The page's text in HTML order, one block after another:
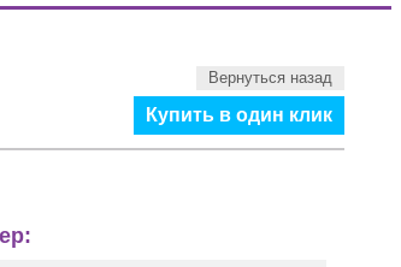
Вернуться назад
Купить в один клик